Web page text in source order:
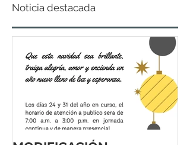
Noticia destacada